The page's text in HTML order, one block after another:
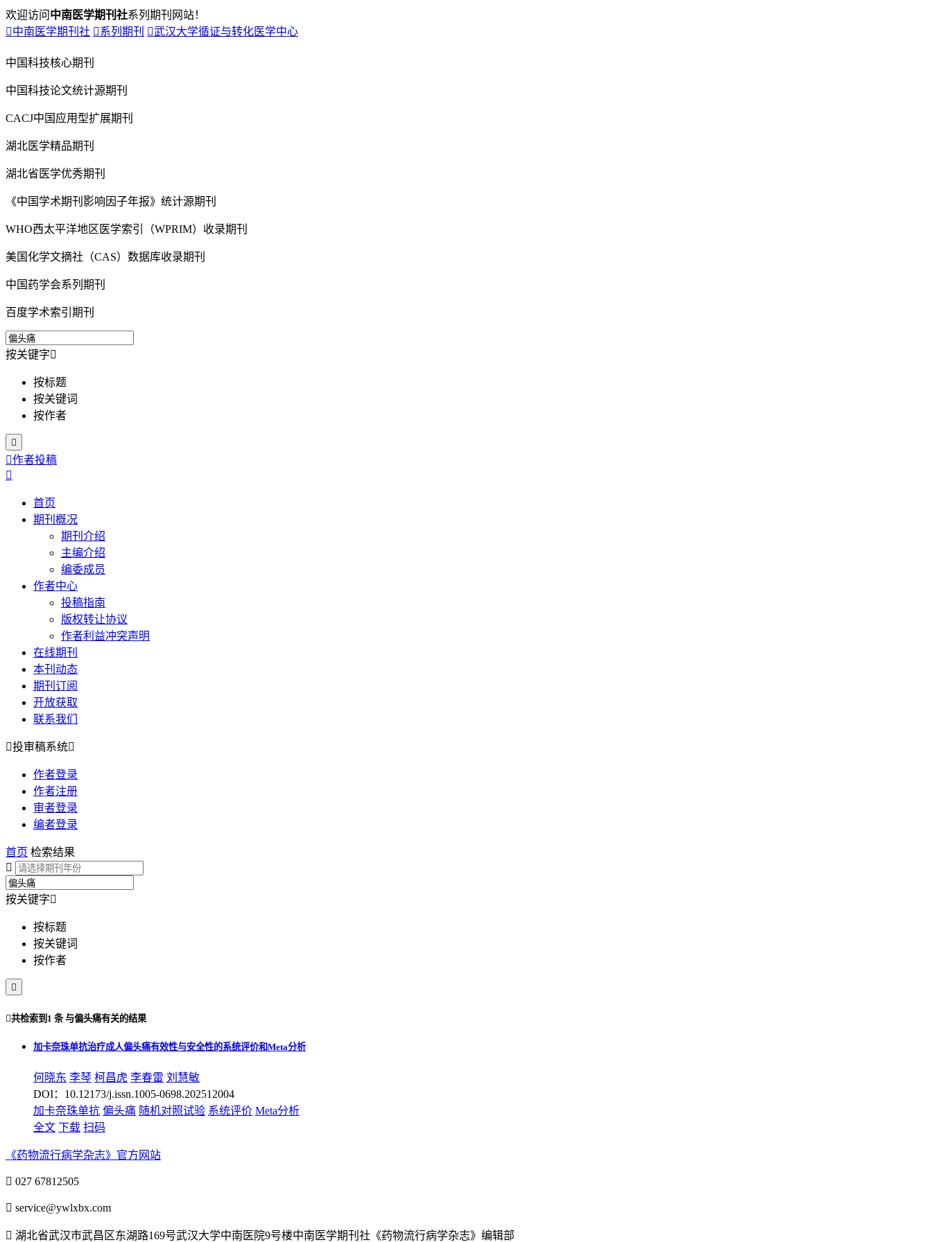
欢迎访问 中南医学期刊社系列期刊网站！
中南医学期刊社 系列期刊 武汉大学循证与转化医学中心
中国科技核心期刊
中国科技论文统计源期刊
CACJ中国应用型扩展期刊
湖北医学精品期刊
湖北省医学优秀期刊
《中国学术期刊影响因子年报》统计源期刊
WHO西太平洋地区医学索引（WPRIM）收录期刊
美国化学文摘社（CAS）数据库收录期刊
中国药学会系列期刊
百度学术索引期刊
按关键字
按标题
按关键词
按作者

作者投稿

首页
期刊概况
期刊介绍
主编介绍
编委成员
作者中心
投稿指南
版权转让协议
作者利益冲突声明
在线期刊
本刊动态
期刊订阅
开放获取
联系我们
投审稿系统
作者登录
作者注册
审者登录
编者登录
首页 检索结果

按关键字
按标题
按关键词
按作者

共检索到 1 条与偏头痛有关的结果
加卡奈珠单抗治疗成人偏头痛有效性与安全性的系统评价和Meta分析
何晓东 李琴 柯昌虎 李春雷 刘慧敏
DOI：10.12173/j.issn.1005-0698.202512004
加卡奈珠单抗 偏头痛 随机对照试验 系统评价 Meta分析
全文 下载 扫码
《药物流行病学杂志》官方网站
 027 67812505
 service@ywlxbx.com
 湖北省武汉市武昌区东湖路169号武汉大学中南医院9号楼中南医学期刊社《药物流行病学杂志》编辑部